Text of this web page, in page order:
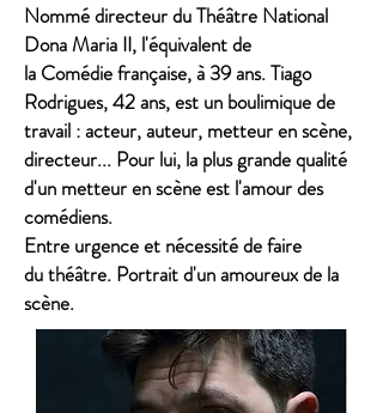
Nommé directeur du Théâtre National
Dona Maria II, l'équivalent de
la Comédiefrançaise, à 39 ans. Tiago
Rodrigues, 42 ans, est un boulimique de
travail : acteur, auteur, metteur en scène,
directeur... Pour lui, la plus grande qualité
d'un metteur en scène est l'amour des
comédiens.
Entre urgence et nécessité de faire
du théâtre. Portrait d'un amoureux de la
scène.